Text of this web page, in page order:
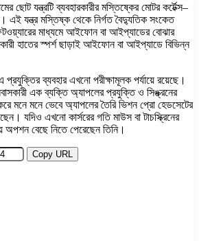
ছোট যন্ত্রটি ব্যবহারকারীর মস্তিষ্কের মোটর কর্টেক্স–
এই যন্ত্র মস্তিষ্ক থেকে নির্গত বৈদ্যুতিক সংকেত
মাধ্যমে আইফোন বা আইপ্যাডের বোঝার
হাতের স্পর্শ ছাড়াই আইফোন বা আইপ্যাডে বিভিন্ন
ব্যবহার এখনো পরীক্ষামূলক পর্যায়ে রয়েছে।
এক ব্যক্তি অ্যাপলের প্রযুক্তি ও সিঙ্ক্রনের
মনে মনে ভেবে অ্যাপলের তৈরি ভিশন প্রো হেডসেটের
যদিও এখনো কার্সরের গতি মাউস বা টাচস্ক্রিনের
বেছে নিতে পেরেছেন তিনি।
Copy URL